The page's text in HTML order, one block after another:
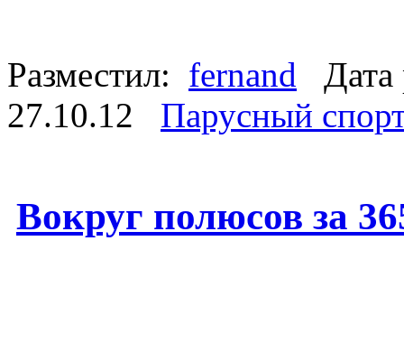
Разместил: fernand Дата
27.10.12 Парусный
Вокруг полюсов за